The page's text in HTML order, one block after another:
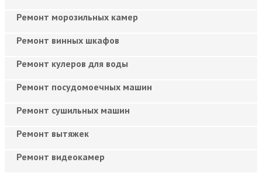
Ремонт морозильных камер
Ремонт винных шкафов
Ремонт кулеров для воды
Ремонт посудомоечных машин
Ремонт сушильных машин
Ремонт вытяжек
Ремонт видеокамер